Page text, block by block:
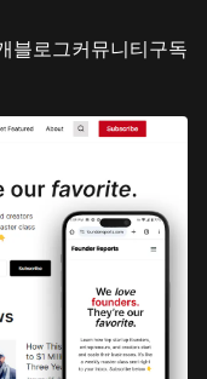
블로그커뮤니티구독